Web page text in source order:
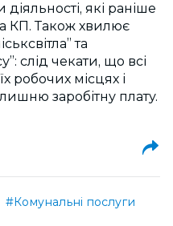
які раніше
КП. Також хвилює
та
слід чекати, що всі
робочих місцях і
заробітну плату.
#Комунальні послуги